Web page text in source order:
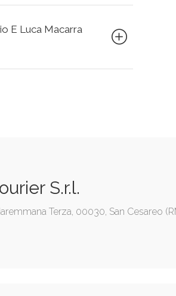
E Luca Macarra
S.r.l.
Terza, 00030, San Cesareo